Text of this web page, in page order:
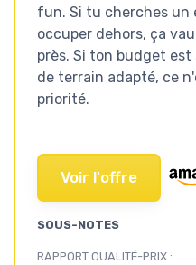
fun. Si tu cherches un
occuper dehors, ça
près. Si ton budget
de terrain adapté, ce
priorité.
Voir l'offre
SOUS-NOTES
RAPPORT QUALITÉ-PRIX :